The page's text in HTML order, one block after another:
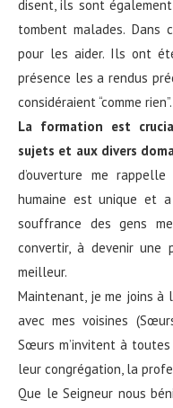
disent, ils sont
tombent malades. Dans
pour les aider. Ils ont
présence les a rendus
considéraient “comme rien”.
La formation est
sujets et aux divers
d’ouverture me
humaine est unique et
souffrance des gens
convertir, à devenir une
meilleur.
Maintenant, je me joins à
avec mes voisines
Sœurs m’invitent à
leur congrégation, la
Que le Seigneur nous